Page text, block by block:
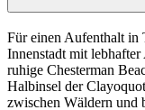
Für einen Aufenthalt in
Innenstadt mit lebhafter
ruhige Chesterman
Halbinsel der
zwischen Wäldern und